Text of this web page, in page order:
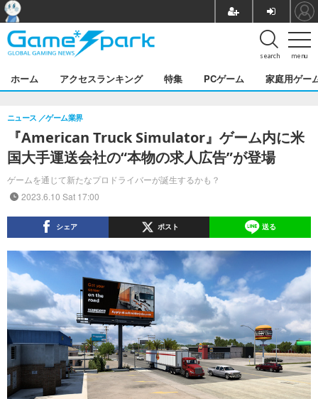
menu
search
ホーム アクセスランキング 特集 PCゲーム 家庭用ゲー
『American Truck Simulator』ゲーム内に米
国大手運送会社の“本物の求人広告”が登場
ゲームを通じて新たなプロドライバーが誕生するかも？
ニュース ゲーム業界
2023.6.10 Sat 17:00
シェア ポスト 送る